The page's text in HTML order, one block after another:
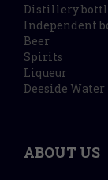
Distillery
Independent
Beer
Spirits
Liqueur
Deeside Water
ABOUT US